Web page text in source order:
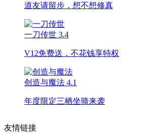
道友请留步，想不想修真
一刀传世 3.4
V12免费送，不花钱享特权
创造与魔法 4.1
年度限定三栖坐骑来袭
友情链接